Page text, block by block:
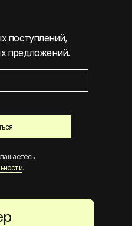
поступлений,
предложений.
.